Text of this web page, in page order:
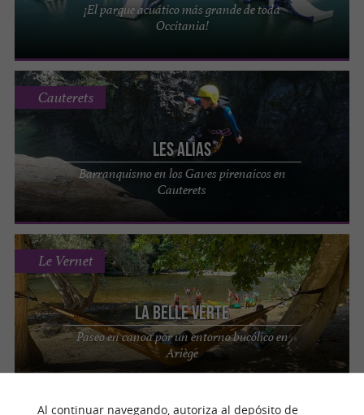
¡El parque acuático más grande de toda
Occitania!
LES ALIAS
Barranquismo en los Gaves pirenaicos en
Cauterets
Cauterets
La Belle Verte
Paseo en canoa por un entorno bucólico en
Ariège
Le Vernet
Al continuar navegando, autoriza al depósito de